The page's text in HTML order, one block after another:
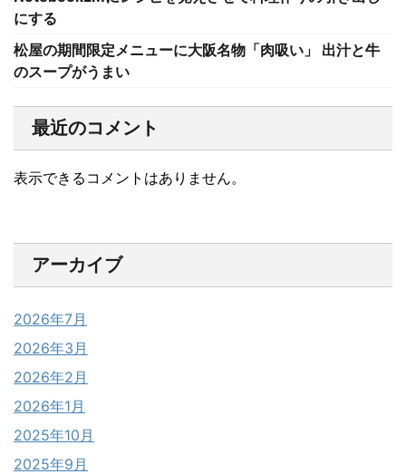
にする
松屋の期間限定メニューに大阪名物「肉吸い」 出汁と牛
のスープがうまい
最近のコメント
表示できるコメントはありません。
アーカイブ
2026年7月
2026年3月
2026年2月
2026年1月
2025年10月
2025年9月